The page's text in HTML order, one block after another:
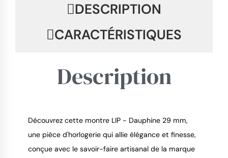
DESCRIPTION
CARACTÉRISTIQUES
Description
Découvrez cette montre LIP - Dauphine 29 mm,
une pièce d'horlogerie qui allie élégance et finesse,
conçue avec le savoir-faire artisanal de la marque